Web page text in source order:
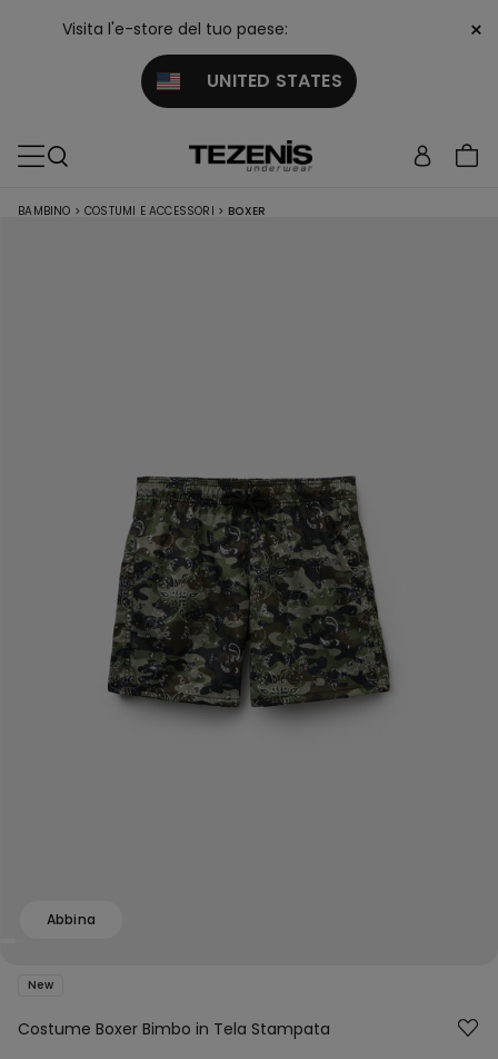
Visita l'e-store del tuo paese:
UNITED STATES
×
BAMBINO > COSTUMI E ACCESSORI > BOXER
Abbina
New
Costume Boxer Bimbo in Tela Stampata